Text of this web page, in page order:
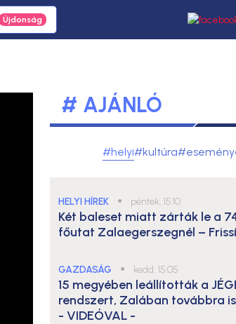
# AJÁNLÓ
#helyi#kultúra
HELYI HÍREK ● péntek, 15:10
Két baleset miatt zárták le a
főutat Zalaegerszegnél –
GAZDASÁG ● kedd, 15:05
15 megyében leállították a
rendszert, Zalában továbbra
- VIDEÓVAL -